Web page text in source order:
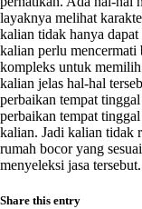
layaknya melihat
kalian tidak hanya
kalian perlu mencermati
kompleks untuk
kalian jelas hal-hal
perbaikan tempat
perbaikan tempat
kalian. Jadi kalian tidak
rumah bocor yang
menyeleksi jasa
Share this entry